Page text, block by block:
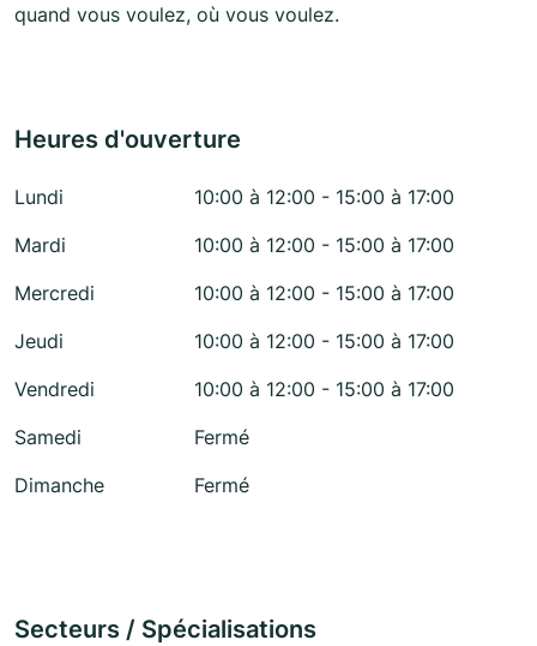
quand vous voulez, où vous voulez.
Heures d'ouverture
Lundi
10:00 à 12:00 - 15:00 à 17:00
Mardi
10:00 à 12:00 - 15:00 à 17:00
Mercredi
10:00 à 12:00 - 15:00 à 17:00
Jeudi
10:00 à 12:00 - 15:00 à 17:00
Vendredi
10:00 à 12:00 - 15:00 à 17:00
Samedi
Fermé
Dimanche
Fermé
Secteurs / Spécialisations